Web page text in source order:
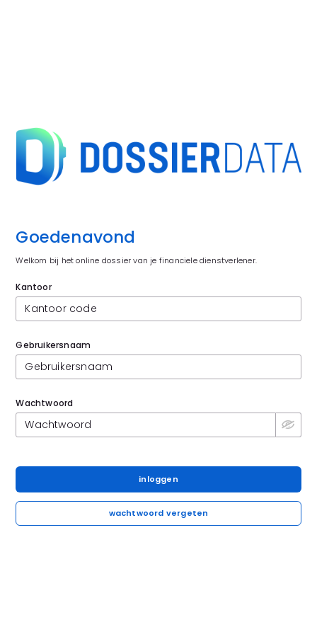
Goedenavond
Welkom bij het online dossier van je financiele dienstverlener.
Kantoor
Gebruikersnaam
Wachtwoord
inloggen
wachtwoord vergeten